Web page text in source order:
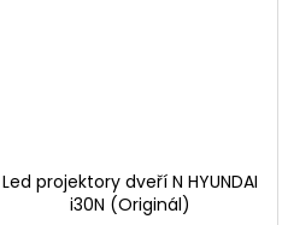
Led projektory dveří N HYUNDAI
i30N (Originál)